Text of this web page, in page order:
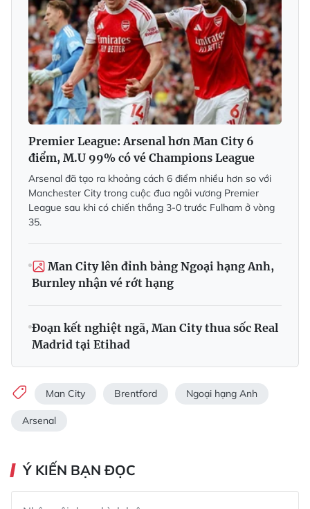
Premier League: Arsenal hơn Man City 6
điểm, M.U 99% có vé Champions League
Arsenal đã tạo ra khoảng cách 6 điểm nhiều hơn so với
Manchester City trong cuộc đua ngôi vương Premier
League sau khi có chiến thắng 3-0 trước Fulham ở vòng
35.
Man City lên đỉnh bảng Ngoại hạng Anh,
Burnley nhận vé rớt hạng
Đoạn kết nghiệt ngã, Man City thua sốc Real
Madrid tại Etihad
Man City Brentford Ngoại hạng Anh
Arsenal
Ý KIẾN BẠN ĐỌC